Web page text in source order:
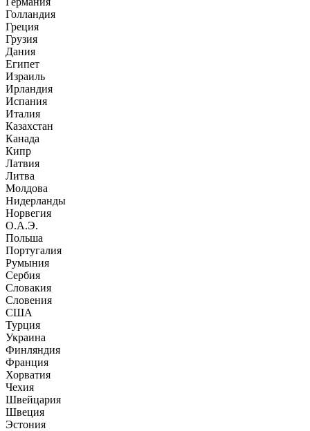
Голландия
Греция
Грузия
Дания
Египет
Израиль
Ирландия
Испания
Италия
Казахстан
Канада
Кипр
Латвия
Литва
Молдова
Нидерланды
Норвегия
О.А.Э.
Польша
Португалия
Румыния
Сербия
Словакия
Словения
США
Турция
Украина
Финляндия
Франция
Хорватия
Чехия
Швейцария
Швеция
Эстония